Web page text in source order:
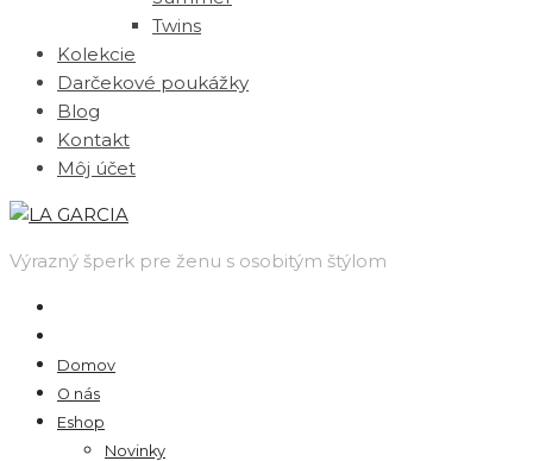
Twins
Kolekcie
Darčekové poukážky
Blog
Kontakt
Môj účet
Výrazný šperk pre ženu s osobitým štýlom
Domov
O nás
Eshop
Novinky